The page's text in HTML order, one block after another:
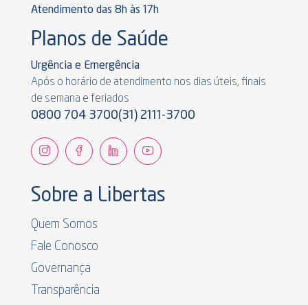
Atendimento das 8h às 17h
Planos de Saúde
Urgência e Emergência
Após o horário de atendimento nos dias úteis, finais
de semana e feriados
0800 704 3700(31) 2111-3700
Sobre a Libertas
Quem Somos
Fale Conosco
Governança
Transparência